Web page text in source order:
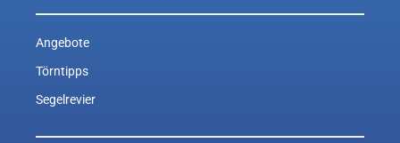
Angebote
Törntipps
Segelrevier